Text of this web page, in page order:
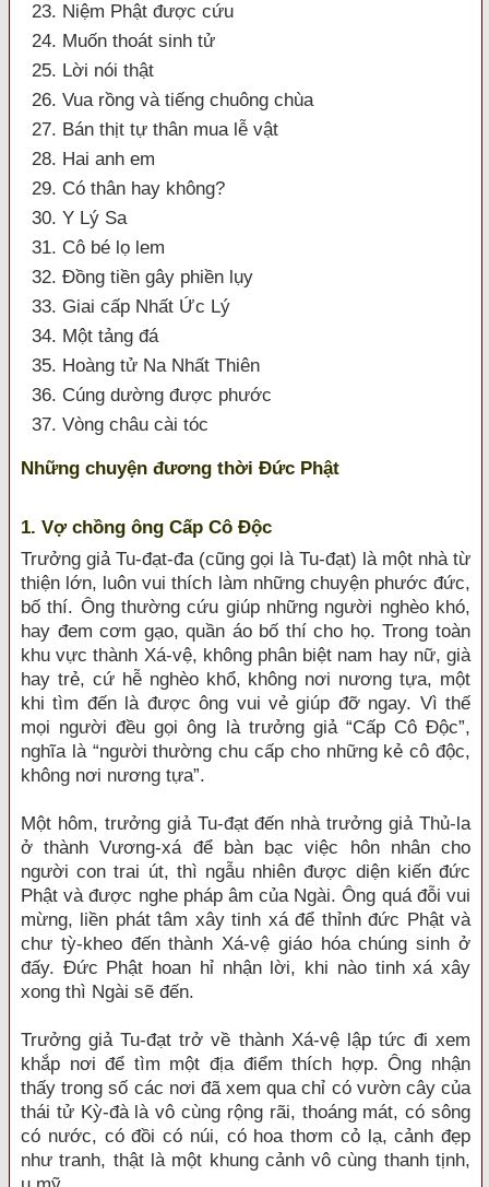
23. Niệm Phật được cứu
24. Muốn thoát sinh tử
25. Lời nói thật
26. Vua rồng và tiếng chuông chùa
27. Bán thịt tự thân mua lễ vật
28. Hai anh em
29. Có thân hay không?
30. Y Lý Sa
31. Cô bé lọ lem
32. Đồng tiền gây phiền lụy
33. Giai cấp Nhất Ức Lý
34. Một tảng đá
35. Hoàng tử Na Nhất Thiên
36. Cúng dường được phước
37. Vòng châu cài tóc
Những chuyện đương thời Đức Phật
1. Vợ chồng ông Cấp Cô Độc
Trưởng giả Tu-đạt-đa (cũng gọi là Tu-đạt) là một nhà từ
thiện lớn, luôn vui thích làm những chuyện phước đức,
bố thí. Ông thường cứu giúp những người nghèo khó,
hay đem cơm gạo, quần áo bố thí cho họ. Trong toàn
khu vực thành Xá-vệ, không phân biệt nam hay nữ, già
hay trẻ, cứ hễ nghèo khổ, không nơi nương tựa, một
khi tìm đến là được ông vui vẻ giúp đỡ ngay. Vì thế
mọi người đều gọi ông là trưởng giả “Cấp Cô Độc”,
nghĩa là “người thường chu cấp cho những kẻ cô độc,
không nơi nương tựa”.
Một hôm, trưởng giả Tu-đạt đến nhà trưởng giả Thủ-la
ở thành Vương-xá để bàn bạc việc hôn nhân cho
người con trai út, thì ngẫu nhiên được diện kiến đức
Phật và được nghe pháp âm của Ngài. Ông quá đỗi vui
mừng, liền phát tâm xây tinh xá để thỉnh đức Phật và
chư tỳ-kheo đến thành Xá-vệ giáo hóa chúng sinh ở
đấy. Đức Phật hoan hỉ nhận lời, khi nào tinh xá xây
xong thì Ngài sẽ đến.
Trưởng giả Tu-đạt trở về thành Xá-vệ lập tức đi xem
khắp nơi để tìm một địa điểm thích hợp. Ông nhận
thấy trong số các nơi đã xem qua chỉ có vườn cây của
thái tử Kỳ-đà là vô cùng rộng rãi, thoáng mát, có sông
có nước, có đồi có núi, có hoa thơm cỏ lạ, cảnh đẹp
như tranh, thật là một khung cảnh vô cùng thanh tịnh,